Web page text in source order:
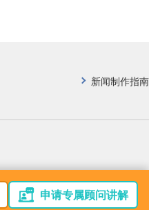
新闻制作指南
申请专属顾问讲解